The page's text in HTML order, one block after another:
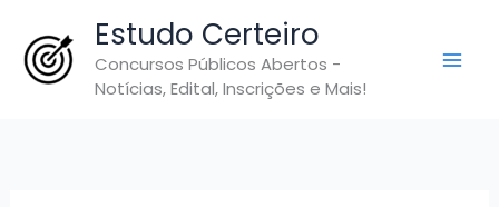
para
Estudo Certeiro
Concursos Públicos Abertos -
Notícias, Edital, Inscrições e Mais!